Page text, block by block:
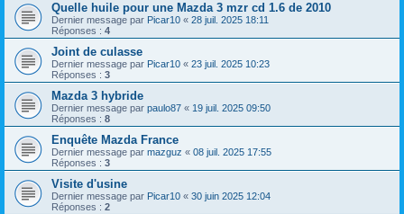
Quelle huile pour une Mazda 3 mzr cd 1.6 de 2010
Dernier message par Picar10 « 28 juil. 2025 18:11
Réponses : 4
Joint de culasse
Dernier message par Picar10 « 23 juil. 2025 10:23
Réponses : 3
Mazda 3 hybride
Dernier message par paulo87 « 19 juil. 2025 09:50
Réponses : 8
Enquête Mazda France
Dernier message par mazguz « 08 juil. 2025 17:55
Réponses : 3
Visite d'usine
Dernier message par Picar10 « 30 juin 2025 12:04
Réponses : 2